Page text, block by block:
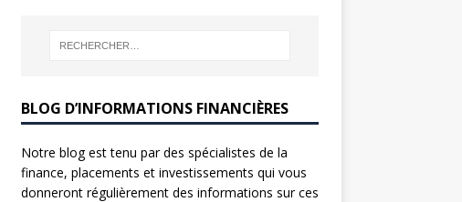
BLOG D’INFORMATIONS FINANCIÈRES
Notre blog est tenu par des spécialistes de la
finance, placements et investissements qui vous
donneront régulièrement des informations sur ces